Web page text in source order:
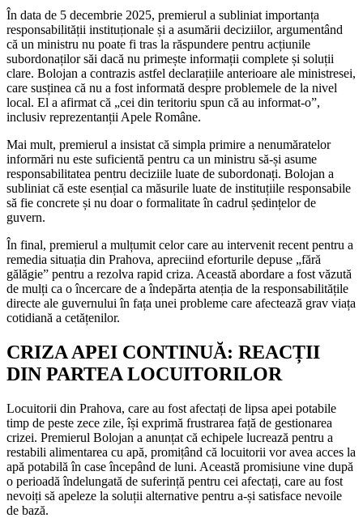
În data de 5 decembrie 2025, premierul a subliniat importanța
responsabilității instituționale și a asumării deciziilor, argumentând
că un ministru nu poate fi tras la răspundere pentru acțiunile
subordonaților săi dacă nu primește informații complete și soluții
clare. Bolojan a contrazis astfel declarațiile anterioare ale ministresei,
care susținea că nu a fost informată despre problemele de la nivel
local. El a afirmat că „cei din teritoriu spun că au informat-o”,
inclusiv reprezentanții Apele Române.
Mai mult, premierul a insistat că simpla primire a nenumăratelor
informări nu este suficientă pentru ca un ministru să-și asume
responsabilitatea pentru deciziile luate de subordonați. Bolojan a
subliniat că este esențial ca măsurile luate de instituțiile responsabile
să fie concrete și nu doar o formalitate în cadrul ședințelor de
guvern.
În final, premierul a mulțumit celor care au intervenit recent pentru a
remedia situația din Prahova, apreciind eforturile depuse „fără
gălăgie” pentru a rezolva rapid criza. Această abordare a fost văzută
de mulți ca o încercare de a îndepărta atenția de la responsabilitățile
directe ale guvernului în fața unei probleme care afectează grav viața
cotidiană a cetățenilor.
CRIZA APEI CONTINUĂ: REACȚII
DIN PARTEA LOCUITORILOR
Locuitorii din Prahova, care au fost afectați de lipsa apei potabile
timp de peste zece zile, își exprimă frustrarea față de gestionarea
crizei. Premierul Bolojan a anunțat că echipele lucrează pentru a
restabili alimentarea cu apă, promițând că locuitorii vor avea acces la
apă potabilă în case începând de luni. Această promisiune vine după
o perioadă îndelungată de suferință pentru cei afectați, care au fost
nevoiți să apeleze la soluții alternative pentru a-și satisface nevoile
de bază.